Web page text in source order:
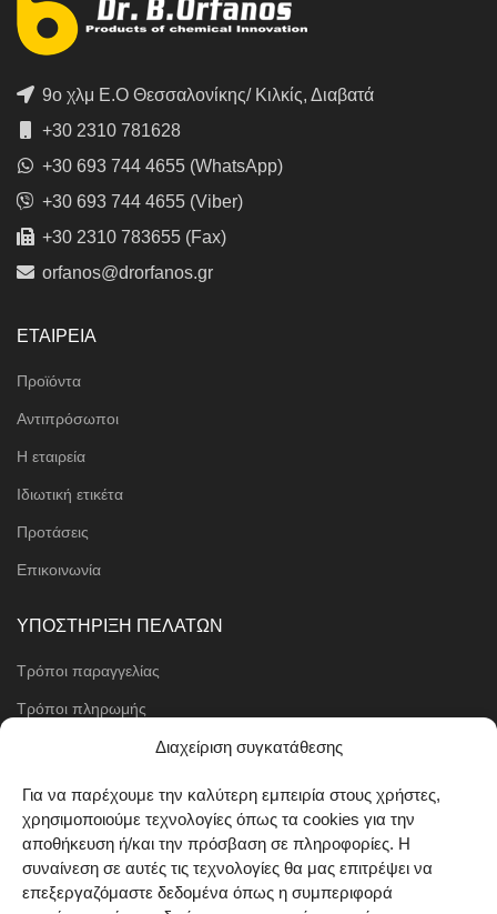
Διαχείριση συγκατάθεσης
Για να παρέχουμε την καλύτερη εμπειρία στους χρήστες,
χρησιμοποιούμε τεχνολογίες όπως τα cookies για την
αποθήκευση ή/και την πρόσβαση σε πληροφορίες. Η
συναίνεση σε αυτές τις τεχνολογίες θα μας επιτρέψει να
επεξεργαζόμαστε δεδομένα όπως η συμπεριφορά
9ο χλμ Ε.Ο Θεσσαλονίκης/ Κιλκίς, Διαβατά
+30 2310 781628
+30 693 744 4655 (WhatsApp)
+30 693 744 4655 (Viber)
+30 2310 783655 (Fax)
orfanos@drorfanos.gr
ΕΤΑΙΡΕΙΑ
Προϊόντα
Αντιπρόσωποι
Η εταιρεία
Ιδιωτική ετικέτα
Προτάσεις
Επικοινωνία
ΥΠΟΣΤΗΡΙΞΗ ΠΕΛΑΤΩΝ
Τρόποι παραγγελίας
Τρόποι πληρωμής
Μέθοδοι αποστολής
Όροι χρήσης
Cookie Policy (EU)